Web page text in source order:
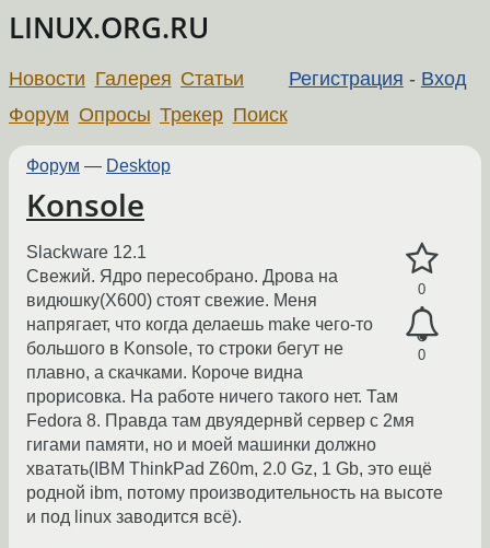
LINUX.ORG.RU
Регистрация - Вход
Новости Галерея Статьи
Форум Опросы Трекер Поиск
Форум — Desktop
Konsole
0
0
Slackware 12.1
Свежий. Ядро пересобрано. Дрова на
видюшку(X600) стоят свежие. Меня
напрягает, что когда делаешь make чего-то
большого в Konsole, то строки бегут не
плавно, а скачками. Короче видна
прорисовка. На работе ничего такого нет. Там
Fedora 8. Правда там двуядернвй сервер с 2мя
гигами памяти, но и моей машинки должно
хватать(IBM ThinkPad Z60m, 2.0 Gz, 1 Gb, это ещё
родной ibm, потому производительность на высоте
и под linux заводится всё).